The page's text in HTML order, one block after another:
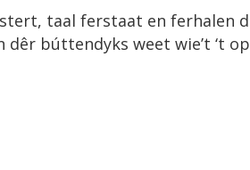
taal ferstaat en ferhalen
búttendyks weet wie’t ‘t